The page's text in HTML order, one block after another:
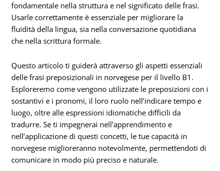
fondamentale nella struttura e nel significato delle frasi.
Usarle correttamente è essenziale per migliorare la
fluidità della lingua, sia nella conversazione quotidiana
che nella scrittura formale.
Questo articolo ti guiderà attraverso gli aspetti essenziali
delle frasi preposizionali in norvegese per il livello B1.
Esploreremo come vengono utilizzate le preposizioni con i
sostantivi e i pronomi, il loro ruolo nell’indicare tempo e
luogo, oltre alle espressioni idiomatiche difficili da
tradurre. Se ti impegnerai nell’apprendimento e
nell’applicazione di questi concetti, le tue capacità in
norvegese miglioreranno notevolmente, permettendoti di
comunicare in modo più preciso e naturale.